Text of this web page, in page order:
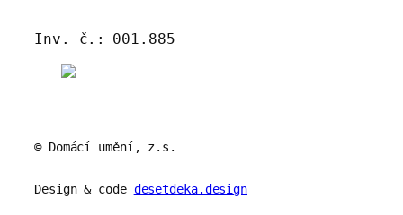
Inv. č.: 001.885
© Domácí umění, z.s.
Design & code desetdeka.design